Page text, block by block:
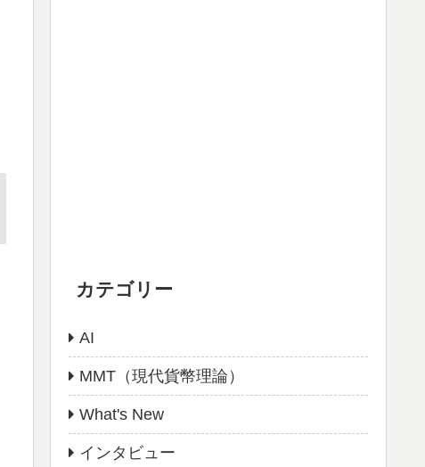
カテゴリー
AI
MMT（現代貨幣理論）
What's New
インタビュー